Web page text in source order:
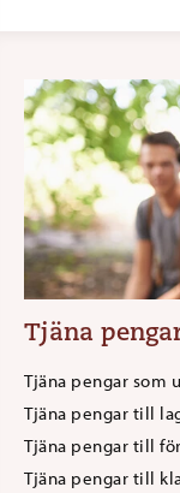
Tjäna
Tjäna pengar som
Tjäna pengar till
Tjäna pengar till
Tjäna pengar till